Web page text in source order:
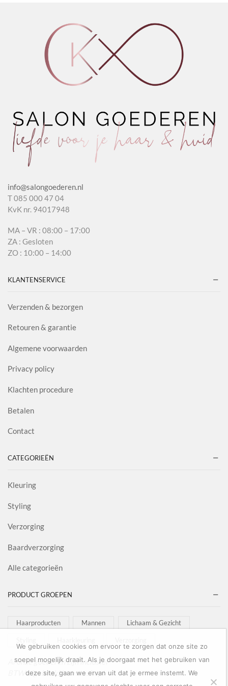
info@salongoederen.nl
T 085 000 47 04
KvK nr. 94017948
MA – VR : 08:00 – 17:00
ZA : Gesloten
ZO : 10:00 – 14:00
KLANTENSERVICE
Verzenden & bezorgen
Retouren & garantie
Algemene voorwaarden
Privacy policy
Klachten procedure
Betalen
Contact
CATEGORIEËN
Kleuring
Styling
Verzorging
Baardverzorging
Alle categorieën
PRODUCT GROEPEN
Haarproducten Mannen Lichaam & Gezicht
Al onze goederen zijn inclusief
BTW afgebeeld in onze shop!
We gebruiken cookies om ervoor te zorgen dat onze site zo
soepel mogelijk draait. Als je doorgaat met het gebruiken van
deze site, gaan we ervan uit dat je ermee instemt. We